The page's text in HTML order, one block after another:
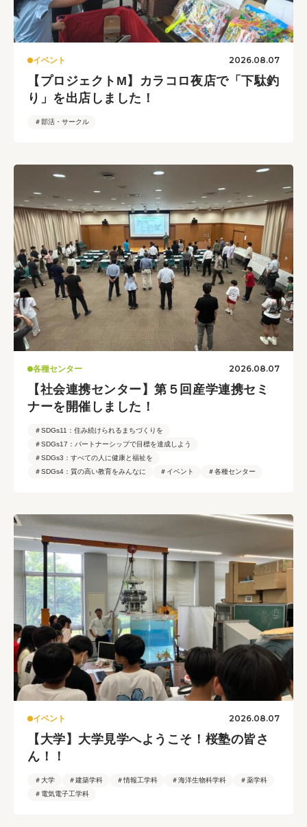
イベント 2026.08.07
【プロジェクトM】カラコロ夜店で「下駄釣
り」を出店しました！
＃部活・サークル
各種センター 2026.08.07
【社会連携センター】第５回産学連携セミ
ナーを開催しました！
＃SDGs11：住み続けられるまちづくりを
＃SDGs17：パートナーシップで目標を達成しよう
＃SDGs3：すべての人に健康と福祉を
＃SDGs4：質の高い教育をみんなに
＃イベント ＃各種センター
イベント 2026.08.07
【大学】大学見学へようこそ！桜塾の皆さ
ん！！
＃大学 ＃建築学科 ＃情報工学科 ＃海洋生物科学科
＃薬学科
＃電気電子工学科